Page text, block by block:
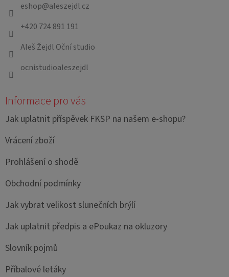
eshop@aleszejdl.cz
+420 724 891 191
Aleš Žejdl Oční studio
ocnistudioaleszejdl
Informace pro vás
Jak uplatnit příspěvek FKSP na našem e-shopu?
Vrácení zboží
Prohlášení o shodě
Obchodní podmínky
Jak vybrat velikost slunečních brýlí
Jak uplatnit předpis a ePoukaz na okluzory
Slovník pojmů
Příbalové letáky